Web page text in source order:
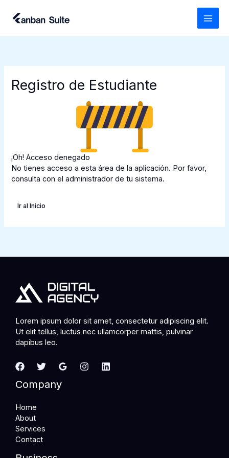
contenido
Registro de Estudiante
¡Oh! Acceso denegado
No tienes acceso a esta área de la aplicación. Por favor,
consulta con el administrador de tu sistema.
Ir al Inicio
Lorem ipsum dolor sit amet, consectetur adipiscing elit.
Ut elit tellus, luctus nec ullamcorper mattis, pulvinar
dapibus leo.
Company
Home
About
Services
Contact